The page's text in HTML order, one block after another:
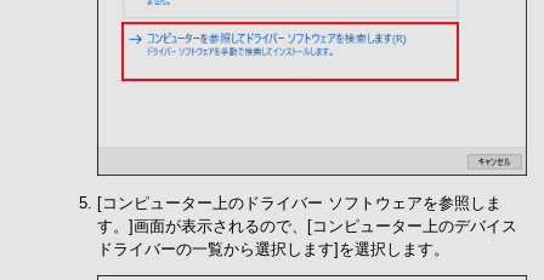
[コンピューター上のドライバー ソフトウェアを参照しま
す。]画面が表示されるので、[コンピューター上のデバイス
ドライバーの一覧から選択します]を選択します。